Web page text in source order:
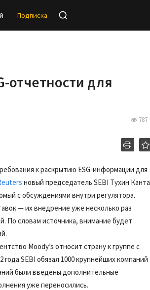
Подписка
отчетности для
787
к раскрытию ESG-информации для
новый председатель SEBI Тухин Канта
с обсуждениями внутри регулятора.
— их внедрение уже несколько раз
По словам источника, внимание будет
Moody’s относит страну к группе с
SEBI обязал 1000 крупнейших компаний
были введены дополнительные
уже переносились.